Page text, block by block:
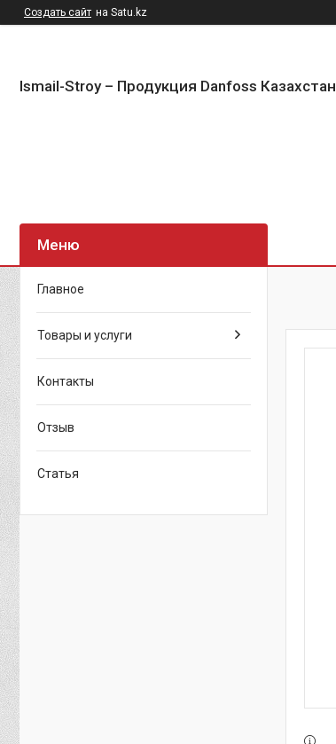
Создать сайт на Satu.kz
Ismail-Stroy – Продукция Danfoss Казахстан
Главное
Товары и услуги
Контакты
Отзыв
Статья